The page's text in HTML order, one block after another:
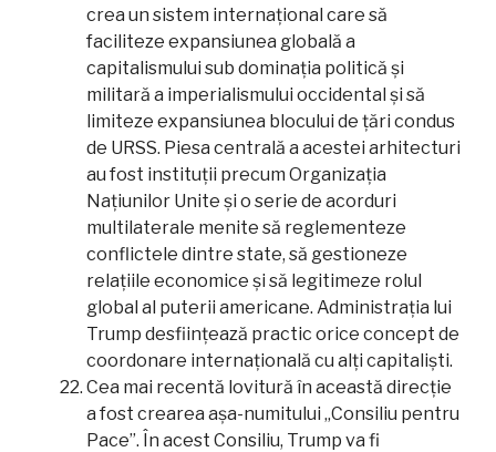
crea un sistem internațional care să
faciliteze expansiunea globală a
capitalismului sub dominația politică și
militară a imperialismului occidental și să
limiteze expansiunea blocului de țări condus
de URSS. Piesa centrală a acestei arhitecturi
au fost instituții precum Organizația
Națiunilor Unite și o serie de acorduri
multilaterale menite să reglementeze
conflictele dintre state, să gestioneze
relațiile economice și să legitimeze rolul
global al puterii americane. Administrația lui
Trump desființează practic orice concept de
coordonare internațională cu alți capitaliști.
Cea mai recentă lovitură în această direcție
a fost crearea așa-numitului „Consiliu pentru
Pace”. În acest Consiliu, Trump va fi